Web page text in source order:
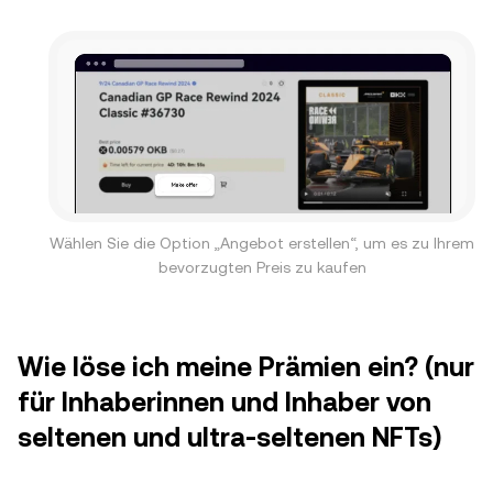
Wählen Sie die Option „Angebot erstellen“, um es zu Ihrem
bevorzugten Preis zu kaufen
Wie löse ich meine Prämien ein? (nur
für Inhaberinnen und Inhaber von
seltenen und ultra-seltenen NFTs)